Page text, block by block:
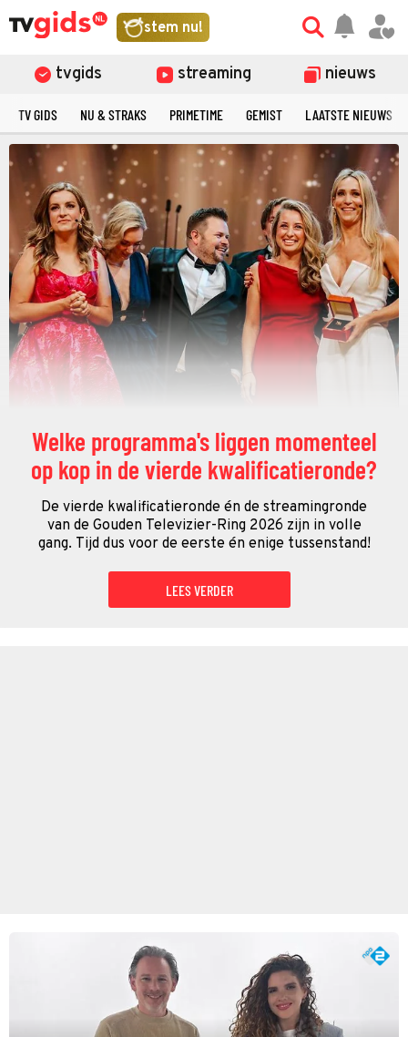
stem nu!
tvgids streaming nieuws
TV GIDS NU & STRAKS PRIMETIME GEMIST LAATSTE NIEUWS
Welke programma's liggen momenteel
op kop in de vierde kwalificatieronde?
De vierde kwalificatieronde én de streamingronde
van de Gouden Televizier-Ring 2026 zijn in volle
gang. Tijd dus voor de eerste én enige tussenstand!
LEES VERDER